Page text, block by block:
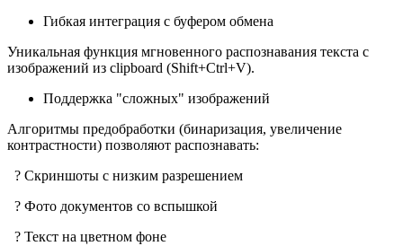
Гибкая интеграция с буфером обмена
Уникальная функция мгновенного распознавания текста с
изображений из clipboard (Shift+Ctrl+V).
Поддержка "сложных" изображений
Алгоритмы предобработки (бинаризация, увеличение
контрастности) позволяют распознавать:
? Скриншоты с низким разрешением
? Фото документов со вспышкой
? Текст на цветном фоне